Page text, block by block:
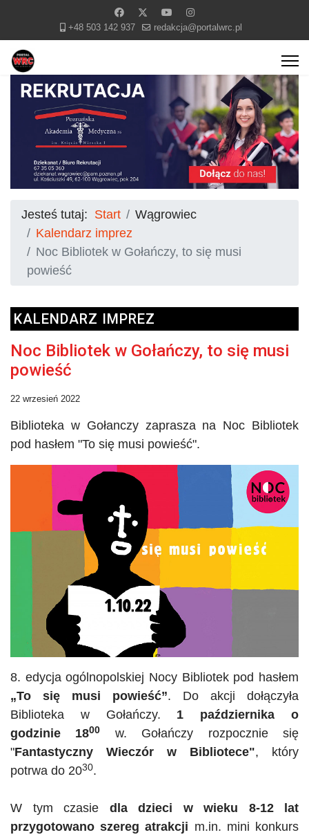
+48 503 142 937 redakcja@portalwrc.pl
Jesteś tutaj: Start
Wągrowiec
Kalendarz imprez
Noc Bibliotek w Gołańczy, to się musi
powieść
KALENDARZ IMPREZ
Noc Bibliotek w Gołańczy, to się musi
powieść
22 wrzesień 2022
Biblioteka w Gołanczyzaprasza na Noc Bibliotek
pod hasłem "To się musi powieść".
8. edycja ogólnopolskiej Nocy Bibliotek pod hasłem
„To się musi powieść”. Do akcji dołączyła
Biblioteka w Gołańczy. 1 października o
godzinie 1800
w. Gołańczy rozpocznie się
"Fantastyczny Wieczór w Bibliotece", który
potrwa do 2030.
W tym czasie dla dzieci w wieku 8-12 lat
przygotowano szereg atrakcji m.in. mini konkurs